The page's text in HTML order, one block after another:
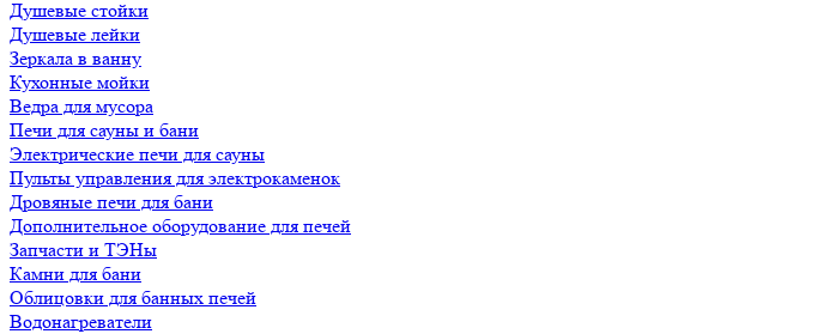
Душевые стойки
Душевые лейки
Зеркала в ванну
Кухонные мойки
Ведра для мусора
Печи для сауны и бани
Электрические печи для сауны
Пульты управления для электрокаменок
Дровяные печи для бани
Дополнительное оборудование для печей
Запчасти и ТЭНы
Камни для бани
Облицовки для банных печей
Водонагреватели